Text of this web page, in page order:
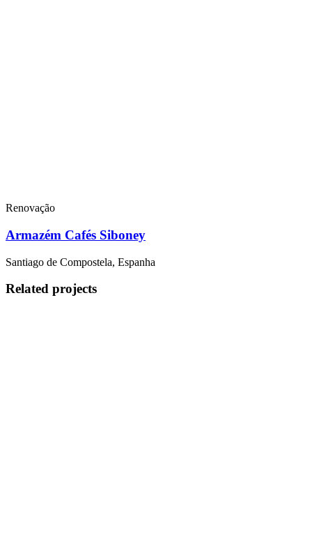
Renovação
Armazém Cafés Siboney
Santiago de Compostela, Espanha
Related projects